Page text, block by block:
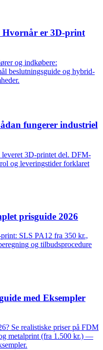
er 3D-print
og indkøbere:
beslutningsguide og hybrid-
fungerer industriel
3D-printet del. DFM-
og leveringstider forklaret
prisguide 2026
SLS PA12 fra 350 kr.,
og tilbudsprocedure
med Eksempler
Se realistiske priser på FDM
metalprint (fra 1.500 kr.) —